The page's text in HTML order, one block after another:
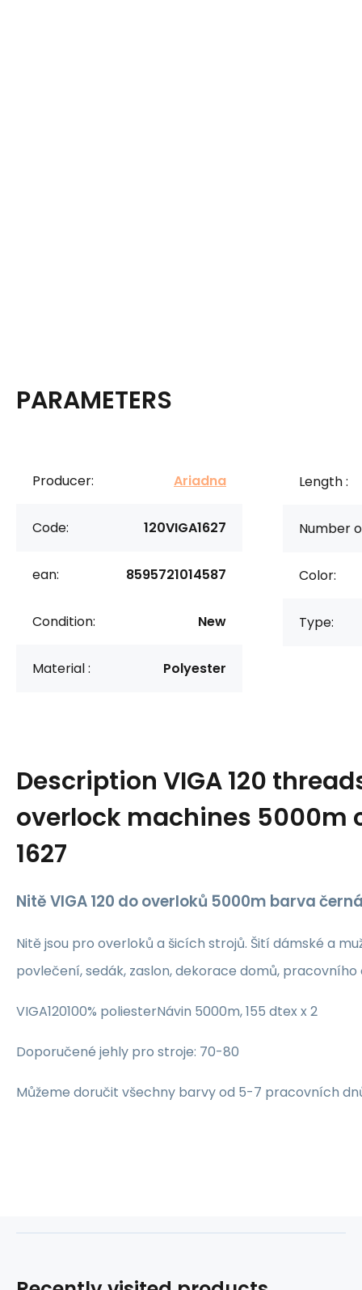
PARAMETERS
Producer: Ariadna
Code: 120VIGA1627
ean: 8595721014587
Condition: New
Material : Polyester
Length :
Number
Color:
Type:
Description VIGA 120
overlock machines 5000m
1627
Nitě VIGA 120 do overloků 5000m barva
Nitě jsou pro overloků a šicích strojů. Šití dámské a
povlečení, sedák, zaslon, dekorace domů,
VIGA120100% poliesterNávin 5000m, 155 dtex x 2
Doporučené jehly pro stroje: 70-80
Můžeme doručit všechny barvy od 5-7 pracovních